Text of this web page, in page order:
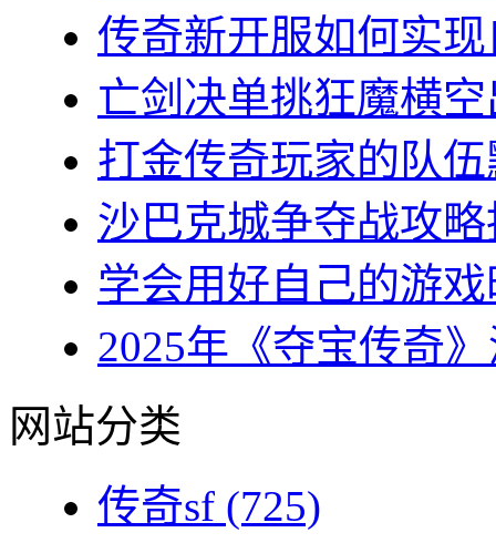
传奇新开服如何实
亡剑决单挑狂魔横
打金传奇玩家的队
沙巴克城争夺战攻
学会用好自己的游
2025年《夺宝传奇
网站分类
传奇sf (725)